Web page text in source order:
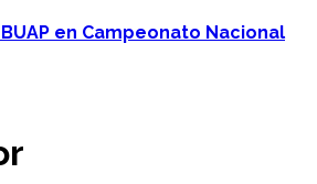
en Campeonato Nacional